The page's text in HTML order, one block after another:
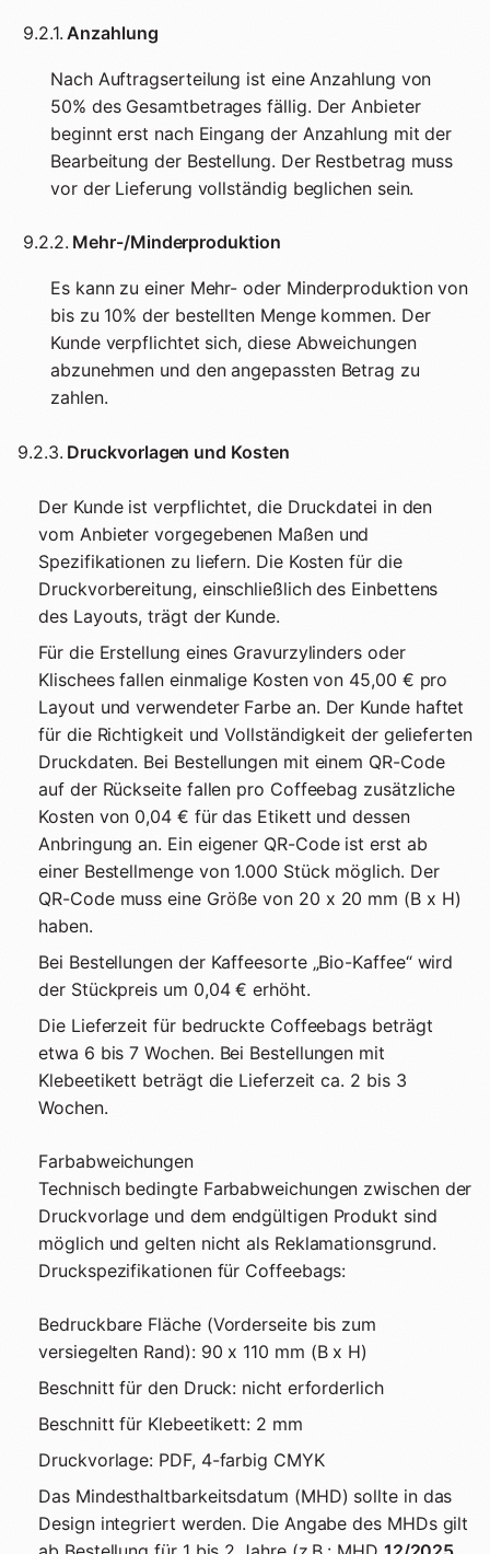
51°03′56″N · 13°45′22″E
9.2.1. Anzahlung
Nach Auftragserteilung ist eine Anzahlung von
50% des Gesamtbetrages fällig. Der Anbieter
beginnt erst nach Eingang der Anzahlung mit der
Bearbeitung der Bestellung. Der Restbetrag muss
vor der Lieferung vollständig beglichen sein.
9.2.2. Mehr-/Minderproduktion
Es kann zu einer Mehr- oder Minderproduktion von
bis zu 10% der bestellten Menge kommen. Der
Kunde verpflichtet sich, diese Abweichungen
abzunehmen und den angepassten Betrag zu
zahlen.
9.2.3. Druckvorlagen und Kosten
Der Kunde ist verpflichtet, die Druckdatei in den
vom Anbieter vorgegebenen Maßen und
Spezifikationen zu liefern. Die Kosten für die
Druckvorbereitung, einschließlich des Einbettens
des Layouts, trägt der Kunde.
Für die Erstellung eines Gravurzylinders oder
Klischees fallen einmalige Kosten von 45,00 € pro
Layout und verwendeter Farbe an. Der Kunde haftet
für die Richtigkeit und Vollständigkeit der gelieferten
Druckdaten. Bei Bestellungen mit einem QR-Code
auf der Rückseite fallen pro Coffeebag zusätzliche
Kosten von 0,04 € für das Etikett und dessen
Anbringung an. Ein eigener QR-Code ist erst ab
einer Bestellmenge von 1.000 Stück möglich. Der
QR-Code muss eine Größe von 20 x 20 mm (B x H)
haben.
Bei Bestellungen der Kaffeesorte „Bio-Kaffee“ wird
der Stückpreis um 0,04 € erhöht.
Die Lieferzeit für bedruckte Coffeebags beträgt
etwa 6 bis 7 Wochen. Bei Bestellungen mit
Klebeetikett beträgt die Lieferzeit ca. 2 bis 3
Wochen.
Farbabweichungen
Technisch bedingte Farbabweichungen zwischen der
Druckvorlage und dem endgültigen Produkt sind
möglich und gelten nicht als Reklamationsgrund.
Druckspezifikationen für Coffeebags:
Bedruckbare Fläche (Vorderseite bis zum
versiegelten Rand): 90 x 110 mm (B x H)
Beschnitt für den Druck: nicht erforderlich
Beschnitt für Klebeetikett: 2 mm
Druckvorlage: PDF, 4-farbig CMYK
Das Mindesthaltbarkeitsdatum (MHD) sollte in das
Design integriert werden. Die Angabe des MHDs gilt